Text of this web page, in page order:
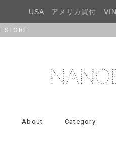
USA アメリカ買付
STORE
About Category